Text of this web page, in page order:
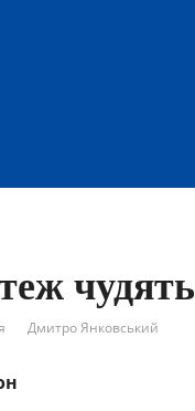
чудять
Дмитро Янковський